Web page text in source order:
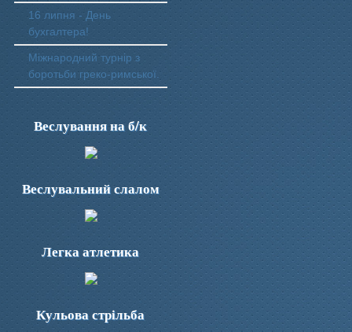
16 липня - День
бухгалтера!
Міжнародний турнір з
боротьби греко-римської.
Веслування на б/к
Веслувальний слалом
Легка атлетика
Кульова стрільба